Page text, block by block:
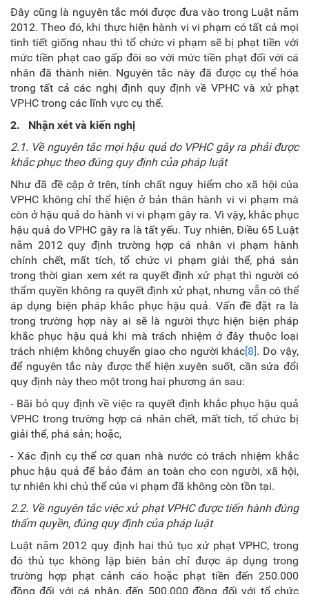
Đây cũng là nguyên tắc mới được đưa vào trong Luật năm
2012. Theo đó, khi thực hiện hành vi vi phạm có tất cả mọi
tình tiết giống nhau thì tổ chức vi phạm sẽ bị phạt tiền với
mức tiền phạt cao gấp đôi so với mức tiền phạt đối với cá
nhân đã thành niên. Nguyên tắc này đã được cụ thể hóa
trong tất cả các nghị định quy định về VPHC và xử phạt
VPHC trong các lĩnh vực cụ thể.
2. Nhận xét và kiến nghị
2.1. Về nguyên tắc mọi hậu quả do VPHC gây ra phải được
khắc phục theo đúng quy định của pháp luật
Như đã đề cập ở trên, tính chất nguy hiểm cho xã hội của
VPHC không chỉ thể hiện ở bản thân hành vi vi phạm mà
còn ở hậu quả do hành vi vi phạm gây ra. Vì vậy, khắc phục
hậu quả do VPHC gây ra là tất yếu. Tuy nhiên, Điều 65 Luật
năm 2012 quy định trường hợp cá nhân vi phạm hành
chính chết, mất tích, tổ chức vi phạm giải thể, phá sản
trong thời gian xem xét ra quyết định xử phạt thì người có
thẩm quyền không ra quyết định xử phạt, nhưng vẫn có thể
áp dụng biện pháp khắc phục hậu quả. Vấn đề đặt ra là
trong trường hợp này ai sẽ là người thực hiện biện pháp
khắc phục hậu quả khi mà trách nhiệm ở đây thuộc loại
trách nhiệm không chuyển giao cho người khác[8]. Do vậy,
để nguyên tắc này được thể hiện xuyên suốt, cần sửa đổi
quy định này theo một trong hai phương án sau:
- Bãi bỏ quy định về việc ra quyết định khắc phục hậu quả
VPHC trong trường hợp cá nhân chết, mất tích, tổ chức bị
giải thể, phá sản; hoặc,
- Xác định cụ thể cơ quan nhà nước có trách nhiệm khắc
phục hậu quả để bảo đảm an toàn cho con người, xã hội,
tự nhiên khi chủ thể của vi phạm đã không còn tồn tại.
2.2. Về nguyên tắc việc xử phạt VPHC được tiến hành đúng
thẩm quyền, đúng quy định của pháp luật
Luật năm 2012 quy định hai thủ tục xử phạt VPHC, trong
đó thủ tục không lập biên bản chỉ được áp dụng trong
trường hợp phạt cảnh cáo hoặc phạt tiền đến 250.000
đồng đối với cá nhân, đến 500.000 đồng đối với tổ chức